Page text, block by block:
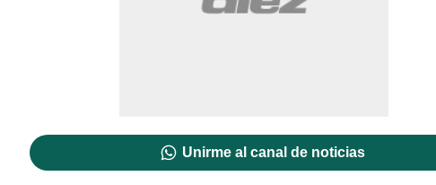
Unirme al canal de noticias